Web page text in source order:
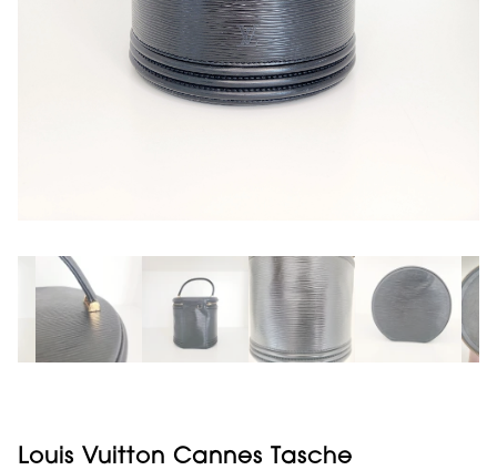
Louis Vuitton Cannes Tasche